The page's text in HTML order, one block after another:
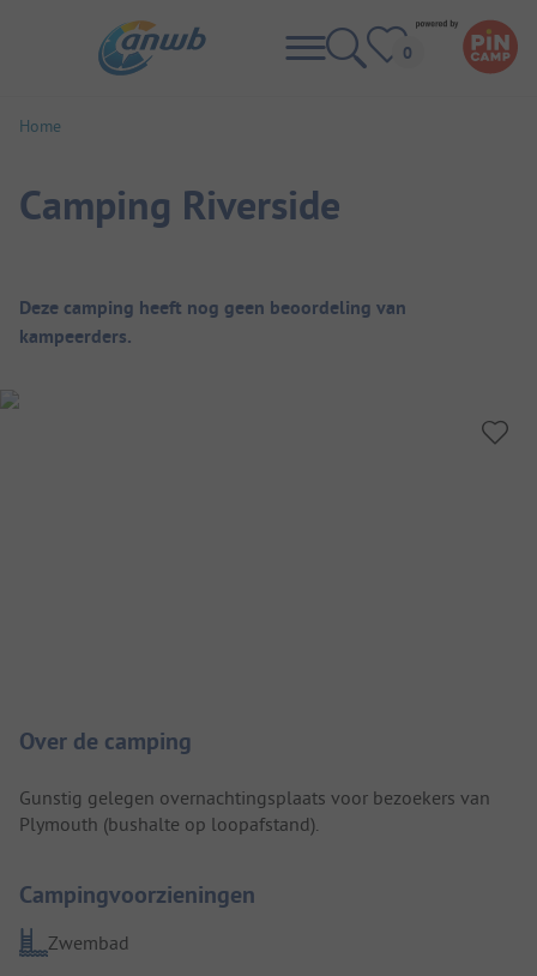
Home
Camping Riverside
Camping overzicht
Deze camping heeft nog geen beoordeling van
kampeerders.
Over de camping
Gunstig gelegen overnachtingsplaats voor bezoekers van
Plymouth (bushalte op loopafstand).
Campingvoorzieningen
Zwembad